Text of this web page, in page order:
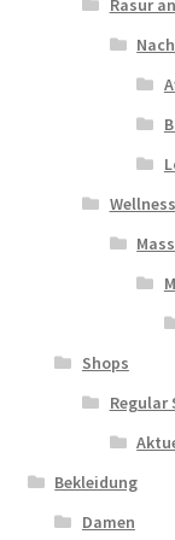
Rasur
Wellness
Shops
Regular
Bekleidung
Damen